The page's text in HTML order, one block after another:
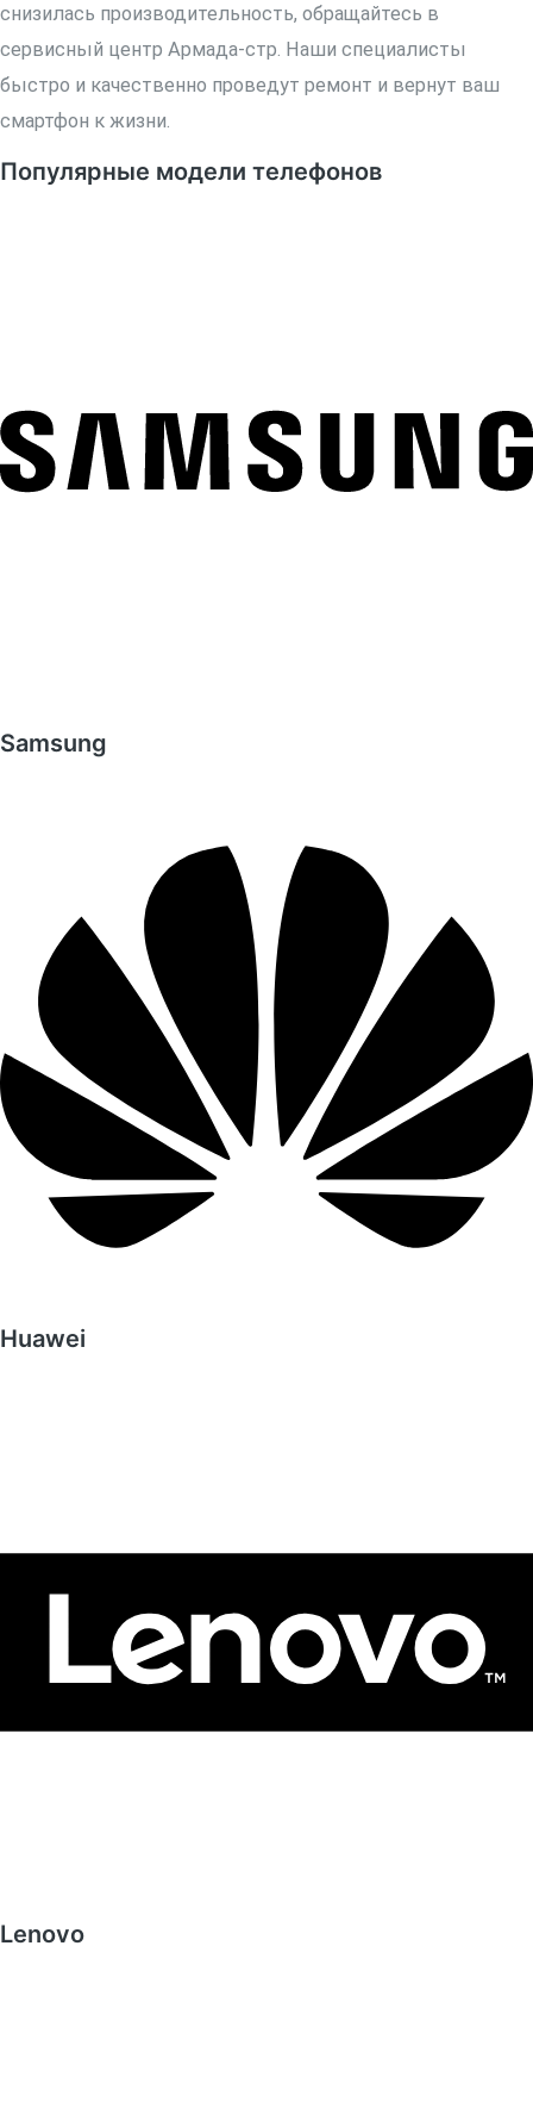
снизилась производительность, обращайтесь в
сервисный центр Армада-стр. Наши специалисты
быстро и качественно проведут ремонт и вернут ваш
смартфон к жизни.
Популярные модели телефонов
Samsung
Huawei
Lenovo